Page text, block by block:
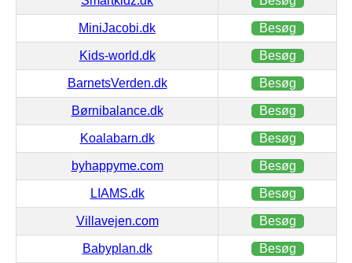
MiniJacobi.dk Besøg
Kids-world.dk Besøg
BarnetsVerden.dk Besøg
Børnibalance.dk Besøg
Koalabarn.dk Besøg
byhappyme.com Besøg
LIAMS.dk Besøg
Villavejen.com Besøg
Babyplan.dk Besøg